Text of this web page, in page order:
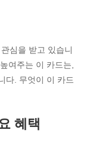
심을 받고 있습니
여주는 이 카드는,
다. 무엇이 이 카드
혜택